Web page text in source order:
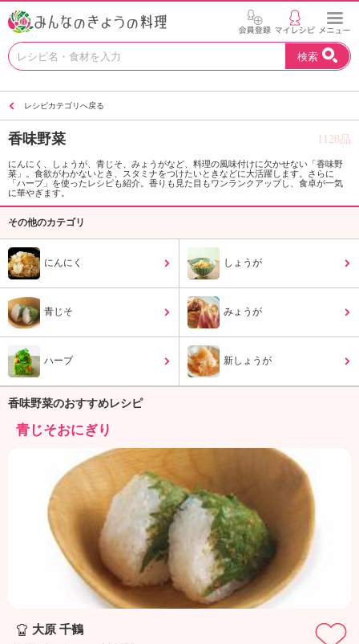
お
い
を
見
け
。
K
ュ
ナ
「
み
ん
な
の
ょ
検索
レシピカテゴリへ戻る
香味野菜 1128品
にんにく、しょうが、青じそ、みょうがなど、料理の風味付けに欠かせない「香味野
菜」。食欲がわかないとき、スタミナをつけたいときなどに大活躍します。さらに
「ハーブ」を使ったレシピも紹介。香りも見た目もワンランクアップし、食卓が一気
に華やぎます。
その他のカテゴリ
にんにく しょうが
青じそ みょうが
ハーブ 新しょうが
香味野菜のおすすめレシピ
青じそおにぎり
大原 千鶴